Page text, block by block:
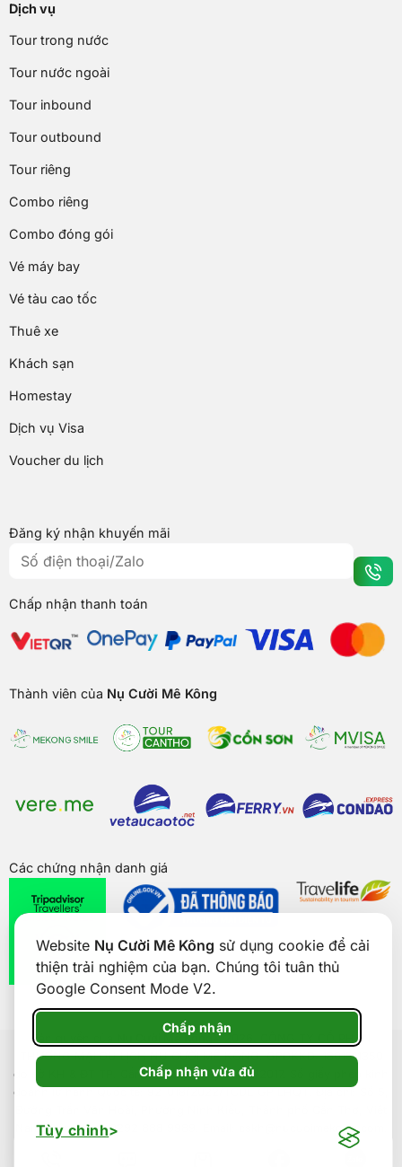
Website Nụ Cười Mê Kông sử dụng cookie để cải
thiện trải nghiệm của bạn. Chúng tôi tuân thủ
Google Consent Mode V2.
Chấp nhận
Chấp nhận vừa đủ
Tùy chỉnh
Dịch vụ
Tour trong nước
Tour nước ngoài
Tour inbound
Tour outbound
Tour riêng
Combo riêng
Combo đóng gói
Vé máy bay
Vé tàu cao tốc
Thuê xe
Khách sạn
Homestay
Dịch vụ Visa
Voucher du lịch
Đăng ký nhận khuyến mãi
Chấp nhận thanh toán
Thành viên của Nụ Cười Mê Kông
Các chứng nhận danh giá
Bản quyền của Nụ Cười Mê Kông
® 2026. CÔNG TY CỔ PHẦN
THƯƠNG MẠI DU LỊCH NỤ CƯỜI MÊ KÔNG. GPDKKD: 1801511350
do sở KH & ĐT TP. Cần Thơ cấp ngày 24/01/2017. Số giấy phép kinh
doanh lữ hành Quốc tế: 92-018/2022/TCDL-GP LHQT. Địa chỉ: Số 5,
Nam. Điện thoại: 0292 888 9989. Email: cskh@nucuoimekong.com.